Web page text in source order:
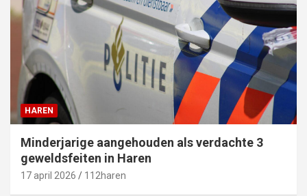
HAREN
Minderjarige aangehouden als verdachte 3
geweldsfeiten in Haren
17 april 2026 112haren